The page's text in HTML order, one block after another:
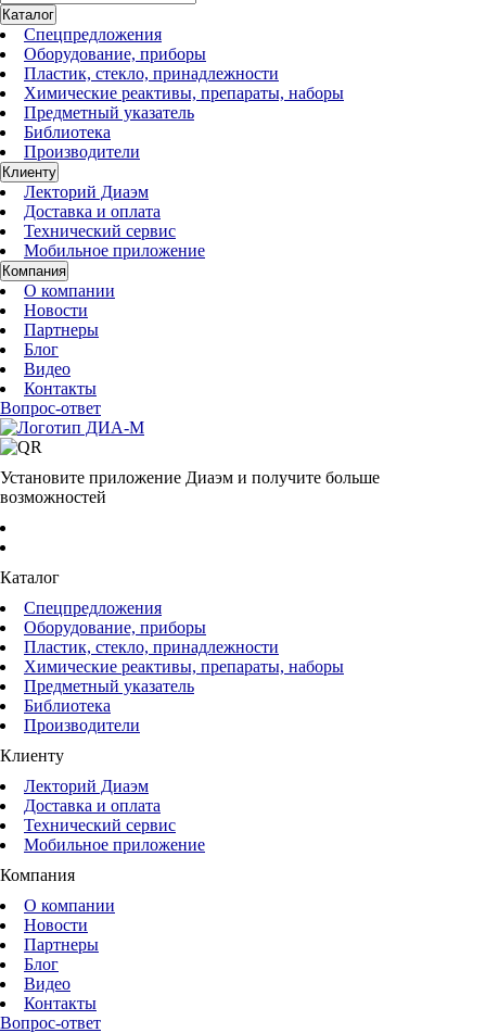
Каталог
Спецпредложения
Оборудование, приборы
Пластик, стекло, принадлежности
Химические реактивы, препараты, наборы
Предметный указатель
Библиотека
Производители
Клиенту
Лекторий Диаэм
Доставка и оплата
Технический сервис
Мобильное приложение
Компания
О компании
Новости
Партнеры
Блог
Видео
Контакты
Вопрос-ответ
Установите приложение Диаэм и получите больше
возможностей
Каталог
Спецпредложения
Оборудование, приборы
Пластик, стекло, принадлежности
Химические реактивы, препараты, наборы
Предметный указатель
Библиотека
Производители
Клиенту
Лекторий Диаэм
Доставка и оплата
Технический сервис
Мобильное приложение
Компания
О компании
Новости
Партнеры
Блог
Видео
Контакты
Вопрос-ответ